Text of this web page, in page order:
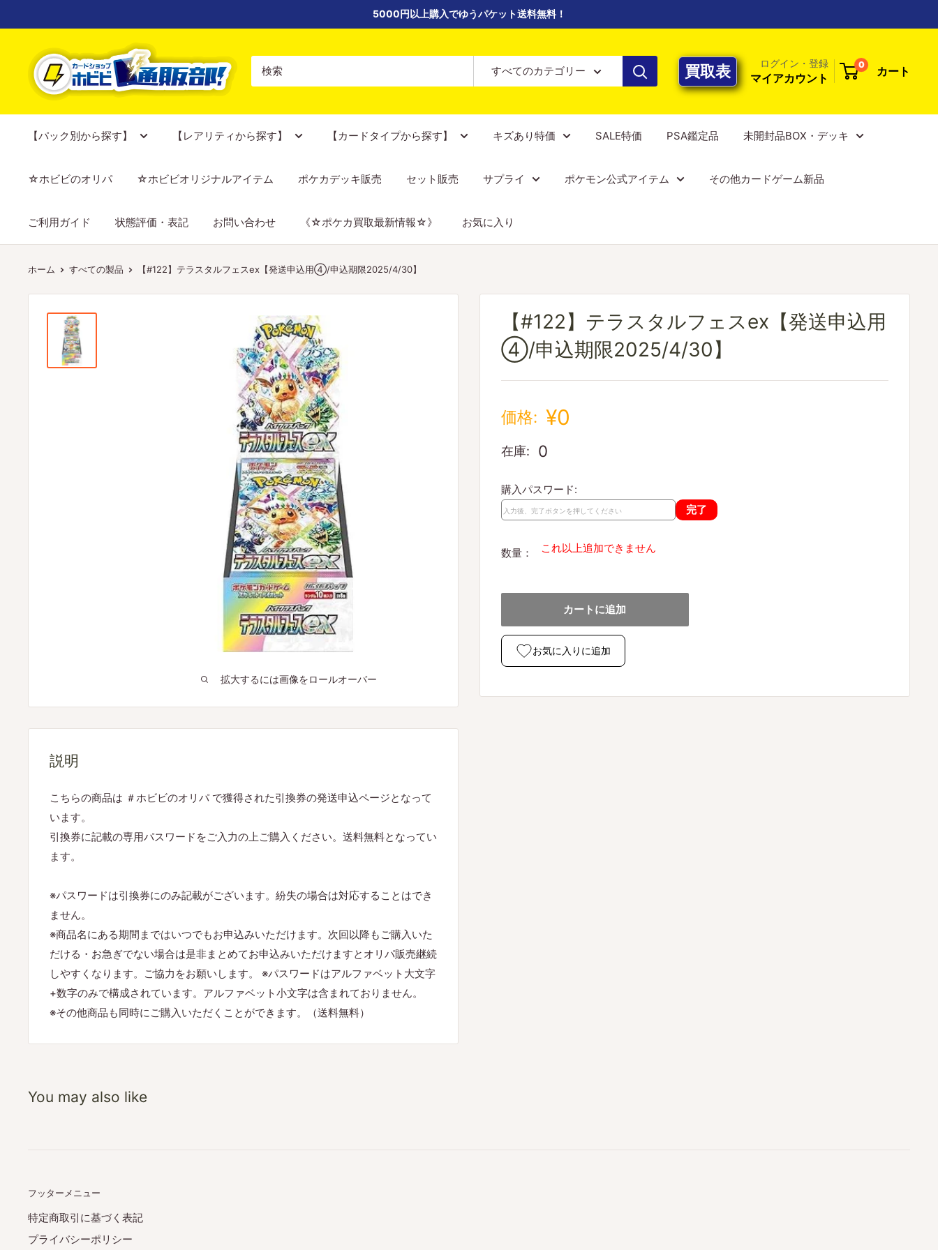
ン
5000円以上購入でゆうパケット送料無料！
【ポ
ケ
カ
門
シ
ョ
ッ
すべてのカテゴリー 買取表 ログイン・登録
マイアカウント
0 カート
【パック別から探す】 【レアリティから探す】 【カードタイプから探す】 キズあり特価 SALE特価 PSA鑑定品 未開封品BOX・デッキ
☆ホビビのオリパ ☆ホビビオリジナルアイテム ポケカデッキ販売 セット販売 サプライ ポケモン公式アイテム その他カードゲーム新品
ご利用ガイド 状態評価・表記 お問い合わせ 《☆ポケカ買取最新情報☆》 お気に入り
ホーム すべての製品 【#122】テラスタルフェスex【発送申込用④/申込期限2025/4/30】
拡大するには画像をロールオーバー
【#122】テラスタルフェスex【発送申込用
④/申込期限2025/4/30】
価格: ¥0
在庫: 0
購入パスワード:
完了
数量： これ以上追加できません
カートに追加
お気に入りに追加
説明
こちらの商品は ＃ホビビのオリパ で獲得された引換券の発送申込ページとなって
います。
引換券に記載の専用パスワードをご入力の上ご購入ください。送料無料となってい
ます。
※パスワードは引換券にのみ記載がございます。紛失の場合は対応することはでき
ません。
※商品名にある期間まではいつでもお申込みいただけます。次回以降もご購入いた
だける・お急ぎでない場合は是非まとめてお申込みいただけますとオリパ販売継続
しやすくなります。ご協力をお願いします。 ※パスワードはアルファベット大文字
+数字のみで構成されています。アルファベット小文字は含まれておりません。
※その他商品も同時にご購入いただくことができます。（送料無料）
You may also like
フッターメニュー
特定商取引に基づく表記
プライバシーポリシー